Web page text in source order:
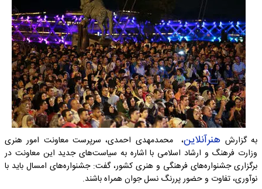
به گزارش هنرآنلاین، محمدمهدی احمدی، سرپرست معاونت امور هنری
وزارت فرهنگ و ارشاد اسلامی با اشاره به سیاست‌های جدید این معاونت در
برگزاری جشنواره‌های فرهنگی و هنری کشور، گفت: جشنواره‌های امسال باید با
نوآوری، تفاوت و حضور پررنگ نسل جوان همراه باشند.